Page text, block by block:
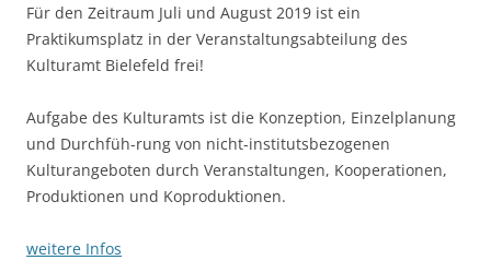
Für den Zeitraum Juli und August 2019 ist ein
Praktikumsplatz in der Veranstaltungsabteilung des
Kulturamt Bielefeld frei!
Aufgabe des Kulturamts ist die Konzeption, Einzelplanung
und Durchfüh-rung von nicht-institutsbezogenen
Kulturangeboten durch Veranstaltungen, Kooperationen,
Produktionen und Koproduktionen.
weitere Infos